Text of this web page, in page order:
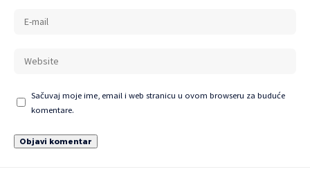
Sačuvaj moje ime, email i web stranicu u ovom browseru za buduće
komentare.